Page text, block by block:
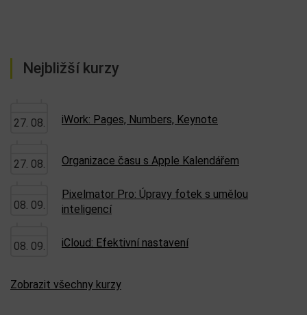
Nejbližší kurzy
27. 08. iWork: Pages, Numbers, Keynote
27. 08. Organizace času s Apple Kalendářem
08. 09.
Pixelmator Pro: Úpravy fotek s umělou
inteligencí
08. 09. iCloud: Efektivní nastavení
Zobrazit všechny kurzy